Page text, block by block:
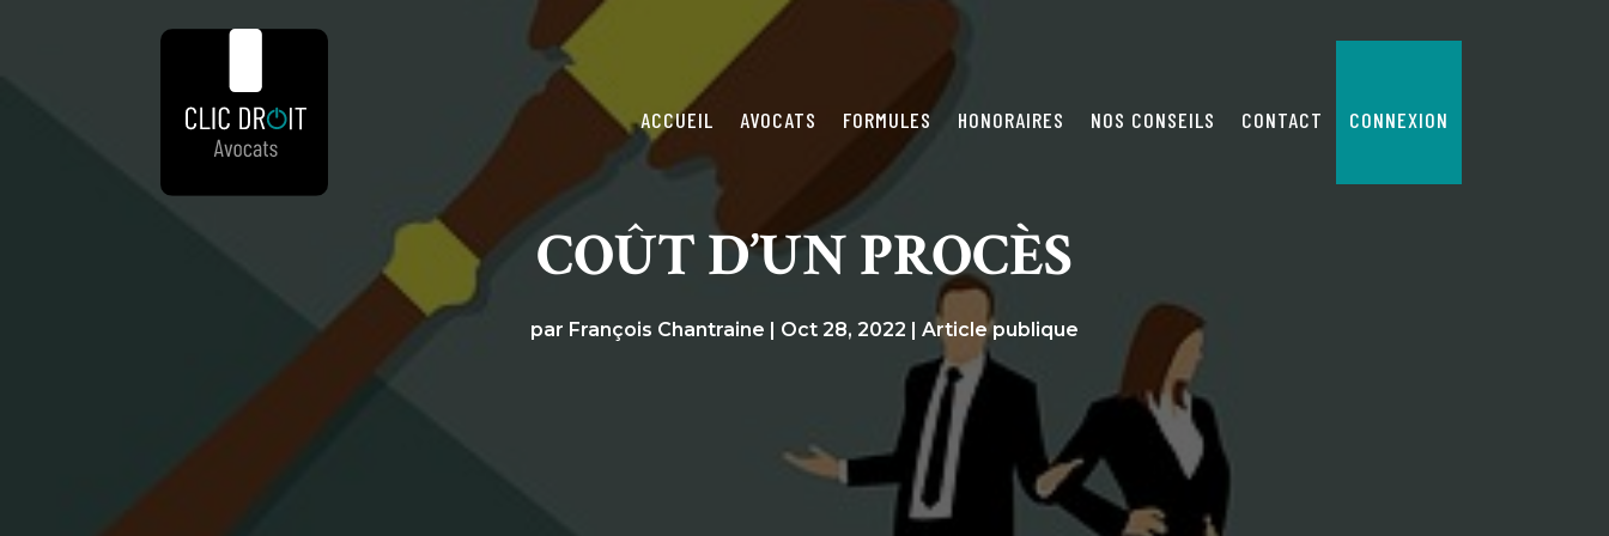
ACCUEIL AVOCATS FORMULES HONORAIRES NOS CONSEILS CONTACT CONNEXION
COÛT D’UN PROCÈS
par François Chantraine | Oct 28, 2022 | Article publique